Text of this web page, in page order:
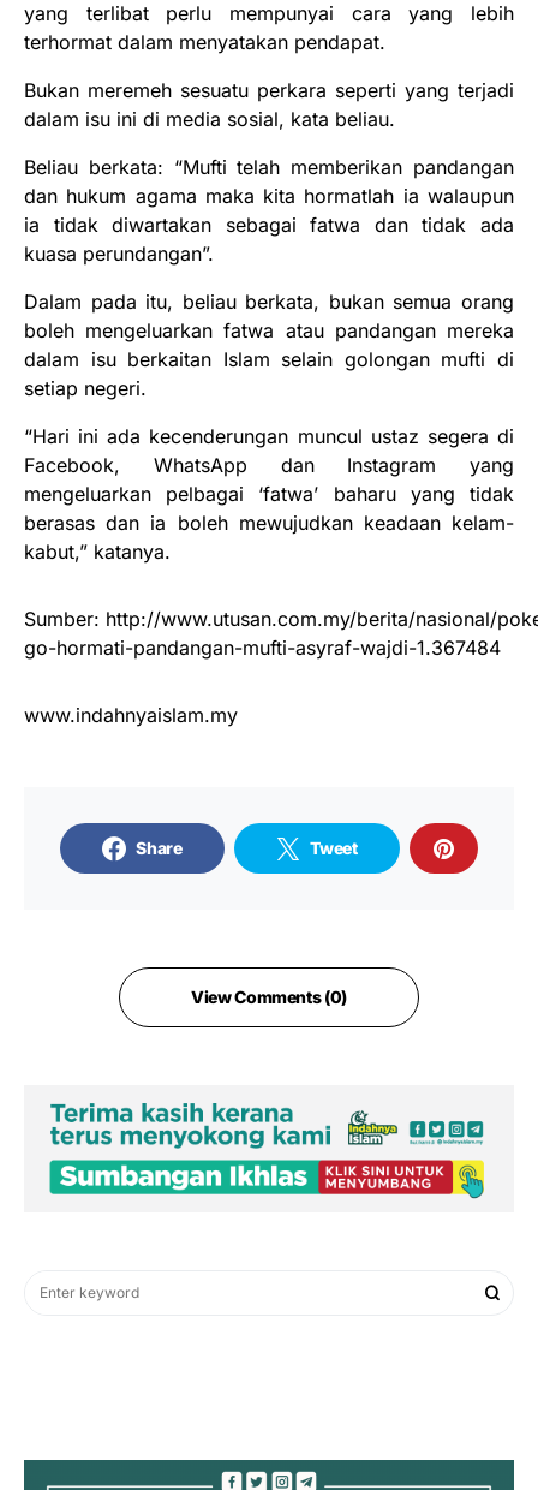
yang terlibat perlu mempunyai cara yang lebih
terhormat dalam menyatakan pendapat.
Bukan meremeh sesuatu perkara seperti yang terjadi
dalam isu ini di media sosial, kata beliau.
Beliau berkata: “Mufti telah memberikan pandangan
dan hukum agama maka kita hormatlah ia walaupun
ia tidak diwartakan sebagai fatwa dan tidak ada
kuasa perundangan”.
Dalam pada itu, beliau berkata, bukan semua orang
boleh mengeluarkan fatwa atau pandangan mereka
dalam isu berkaitan Islam selain golongan mufti di
setiap negeri.
“Hari ini ada kecenderungan muncul ustaz segera di
Facebook, WhatsApp dan Instagram yang
mengeluarkan pelbagai ‘fatwa’ baharu yang tidak
berasas dan ia boleh mewujudkan keadaan kelam-
kabut,” katanya.
Sumber: http://www.utusan.com.my/berita/nasional/
go-hormati-pandangan-mufti-asyraf-wajdi-1.367484
www.indahnyaislam.my
Share Tweet
View Comments (0)